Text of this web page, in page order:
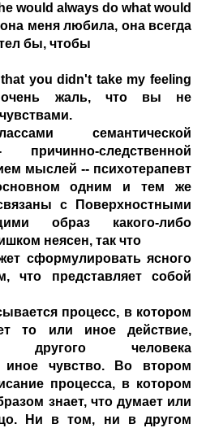
would always do what would
меня любила, она всегда
бы, чтобы
you didn't take my feeling
жаль, что вы не
семантической
следственной
мыслей -- психотерапевт
одним и тем же
с Поверхностными
образ какого-либо
неясен, так что
сформулировать ясного
что представляет собой
процесс, в котором
то или иное действие,
другого человека
чувство. Во втором
процесса, в котором
знает, что думает или
Ни в том, ни в другом